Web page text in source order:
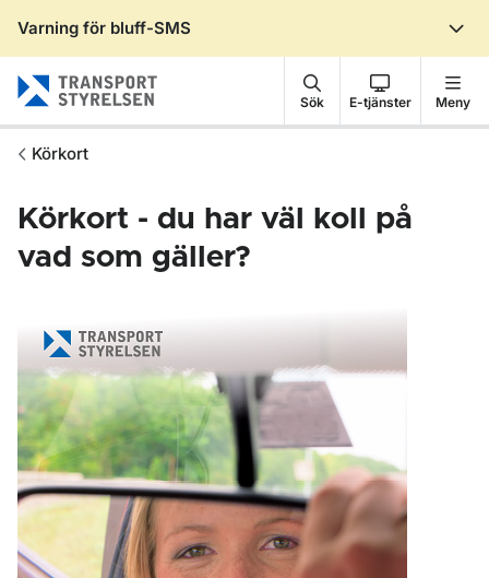
Varning för bluff-SMS
Sök E-tjänster Meny
Körkort
Körkort - du har väl koll på
vad som gäller?